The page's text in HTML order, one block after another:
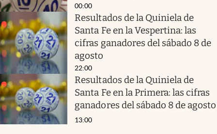
00:00
Resultados de la Quiniela de
Santa Fe en la Vespertina: las
cifras ganadores del sábado 8 de
agosto
22:00
Resultados de la Quiniela de
Santa Fe en la Primera: las cifras
ganadores del sábado 8 de agosto
13:00